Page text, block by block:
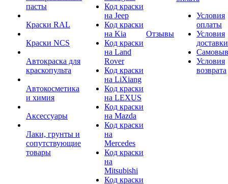
пасты
Краски RAL
Краски NCS
Автокраска для
краскопульта
Автокосметика
и химия
Аксессуары
Лаки, грунты и
сопутствующие
товары
Код краски
на Jeep
Код краски
на Kia
Код краски
на Land
Rover
Код краски
на LiXiang
Код краски
на LEXUS
Код краски
на Mazda
Код краски
на
Mercedes
Код краски
на
Mitsubishi
Код краски
Отзывы
Условия
оплаты
Условия
доставки
Условия
возврата